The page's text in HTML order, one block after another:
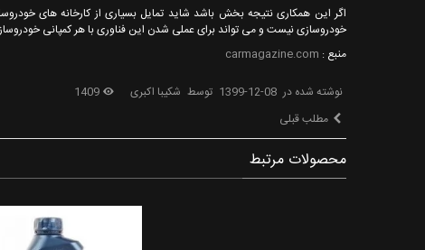
اگر این همکاری نتیجه بخش باشد شاید تمایل بسیاری از کارخانه های
خودروسازی نیست و می تواند برای عملی شدن این فناوری با هر کمپانی
منبع : carmagazine.com
نوشته شده در 1399-12-08 توسط شکیبا اکبری
1409
مطلب قبلی
محصولات مرتبط